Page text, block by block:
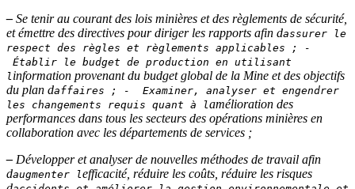
– Se tenir au courant des lois minières et des règlements de sécurité,
et émettre des directives pour diriger les rapports afin dassurer le
respect des règles et règlements applicables ; -
Établir le budget de production en utilisant
linformation provenant du budget global de la Mine et des objectifs
du plan daffaires ; - Examiner, analyser et engendrer
les changements requis quant à lamélioration des
performances dans tous les secteurs des opérations minières en
collaboration avec les départements de services ;
– Développer et analyser de nouvelles méthodes de travail afin
daugmenter lefficacité, réduire les coûts, réduire les risques